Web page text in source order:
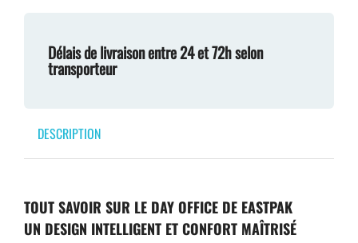
Délais de livraison entre 24 et 72h selon
transporteur
DESCRIPTION
TOUT SAVOIR SUR LE DAY OFFICE DE EASTPAK
UN DESIGN INTELLIGENT ET CONFORT MAÎTRISÉ